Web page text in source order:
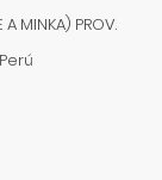
A MINKA) PROV.
Perú